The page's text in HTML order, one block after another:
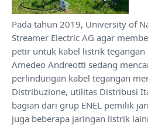
Pada tahun 2019, University of
Streamer Electric AG agar
petir untuk kabel listrik tegangan
Amedeo Andreotti sedang
perlindungan kabel tegangan
Distribuzione, utilitas Distribusi
bagian dari grup ENEL pemilik
juga beberapa jaringan listrik